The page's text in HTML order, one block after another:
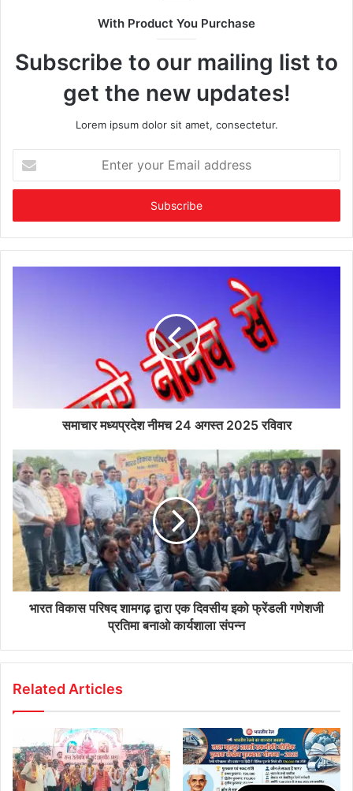
With Product You Purchase
Subscribe to our mailing list to
get the new updates!
Lorem ipsum dolor sit amet, consectetur.
your
Email
समाचार मध्यप्रदेश नीमच 24 अगस्त 2025 रविवार
भारत विकास परिषद शामगढ़ द्वारा एक दिवसीय इको फ्रेंडली गणेशजी
प्रतिमा बनाओ कार्यशाला संपन्न
Related Articles